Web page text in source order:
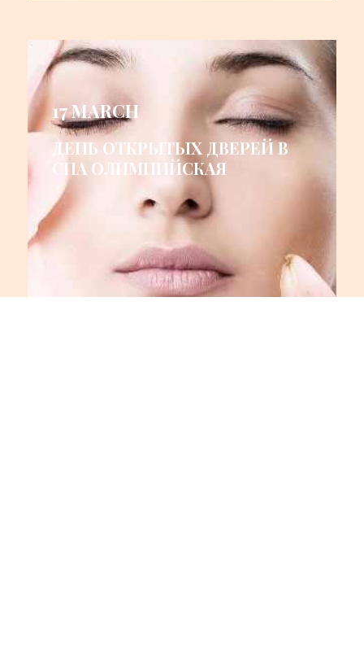
17 MARCH
ДЕНЬ ОТКРЫТЫХ ДВЕРЕЙ В
СПА ОЛИМПИЙСКАЯ